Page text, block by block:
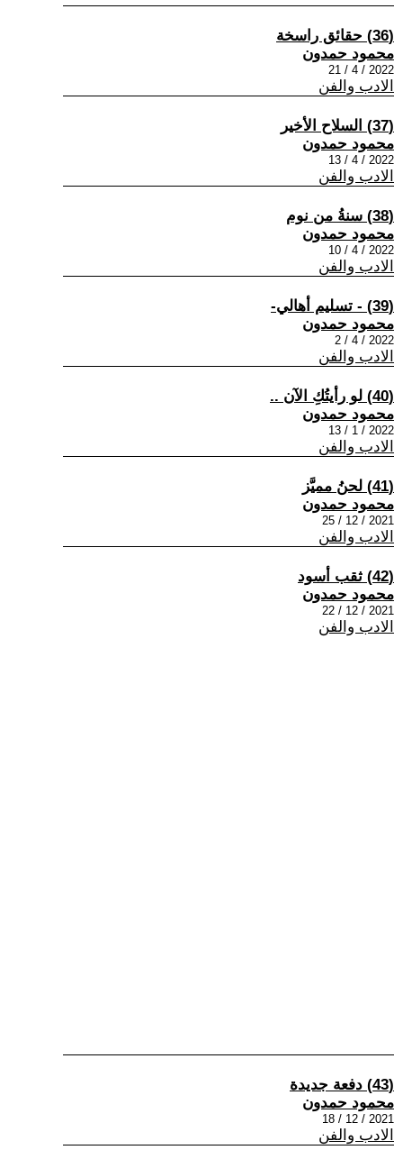
(36) حقائق راسخة
محمود حمدون
2022 / 4 / 21
الادب والفن
(37) السلاح الأخير
محمود حمدون
2022 / 4 / 13
الادب والفن
(38) سنةُ من نوم
محمود حمدون
2022 / 4 / 10
الادب والفن
(39) - تسليم أهالي-
محمود حمدون
2022 / 4 / 2
الادب والفن
(40) لو رأيتُكِ الآن ..
محمود حمدون
2022 / 1 / 13
الادب والفن
(41) لحنُ مميَّز
محمود حمدون
2021 / 12 / 25
الادب والفن
(42) ثقب أسود
محمود حمدون
2021 / 12 / 22
الادب والفن
(43) دفعة جديدة
محمود حمدون
2021 / 12 / 18
الادب والفن